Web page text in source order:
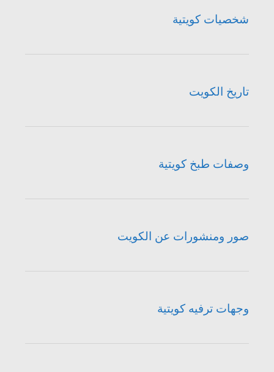
شخصيات كويتية
تاريخ الكويت
وصفات طبخ كويتية
صور ومنشورات عن الكويت
وجهات ترفيه كويتية